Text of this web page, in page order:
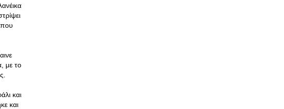
που
με το
και
και